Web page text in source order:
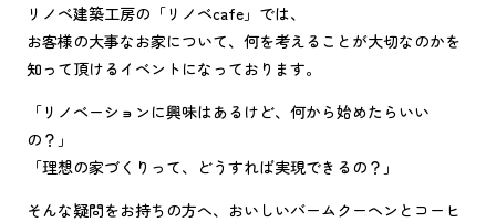
リノベ建築工房の「リノベcafe」では、
お客様の大事なお家について、何を考えることが大切なのかを
知って頂けるイベントになっております。
「リノベーションに興味はあるけど、何から始めたらいい
の？」
「理想の家づくりって、どうすれば実現できるの？」
そんな疑問をお持ちの方へ、おいしいバームクーヘンとコーヒ